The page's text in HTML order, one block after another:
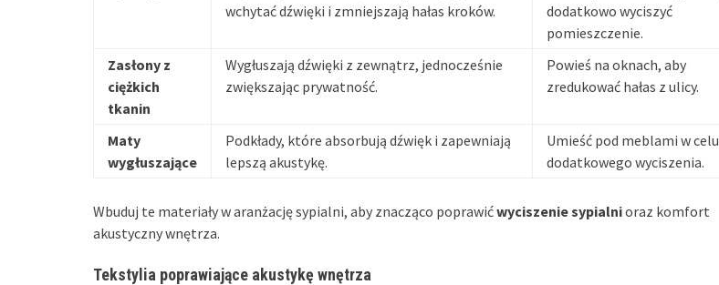
wchytać dźwięki i zmniejszają hałas kroków.
dodatkowo wyciszyć
pomieszczenie.
Zasłony z
ciężkich
tkanin
Wygłuszają dźwięki z zewnątrz, jednocześnie
zwiększając prywatność.
Powieś na oknach, aby
zredukować hałas z ulicy.
Maty
wygłuszające
Podkłady, które absorbują dźwięk i zapewniają
lepszą akustykę.
Umieść pod meblami w celu
dodatkowego wyciszenia.
Wbuduj te materiały w aranżację sypialni, aby znacząco poprawićwyciszenie sypialnioraz komfort
akustyczny wnętrza.
Tekstylia poprawiające akustykę wnętrza